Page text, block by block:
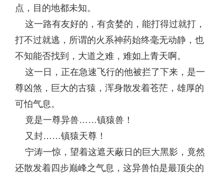
点，目的地都未知。
这一路有友好的，有贪婪的，能打得过就打，
打不过就逃，所谓的火系神药始终毫无动静，也
不知能否找到，大道之难，难如上青天啊。
这一日，正在急速飞行的他被拦了下来，是一
尊凶煞，巨大的古猿，浑身散发着苍茫，雄厚的
可怕气息。
竟是一尊异兽……镇猿兽！
又封……镇猿天尊！
宁涛一惊，望着这遮天蔽日的巨大黑影，竟然
还散发着四步巅峰之气息，这异兽怕是最顶尖的